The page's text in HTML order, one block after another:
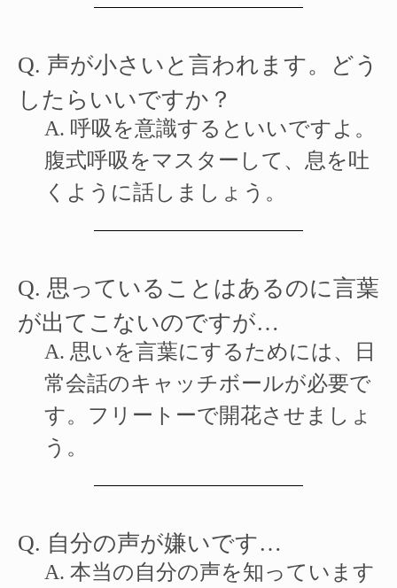
Q. 声が小さいと言われます。どう
したらいいですか？
A. 呼吸を意識するといいですよ。
腹式呼吸をマスターして、息を吐
くように話しましょう。
Q. 思っていることはあるのに言葉
が出てこないのですが…
A. 思いを言葉にするためには、日
常会話のキャッチボールが必要で
す。フリートーで開花させましょ
う。
Q. 自分の声が嫌いです…
A. 本当の自分の声を知っています